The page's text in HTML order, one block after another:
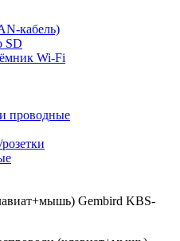
кабель)
SD
Wi-Fi
проводные
Gembird KBS-